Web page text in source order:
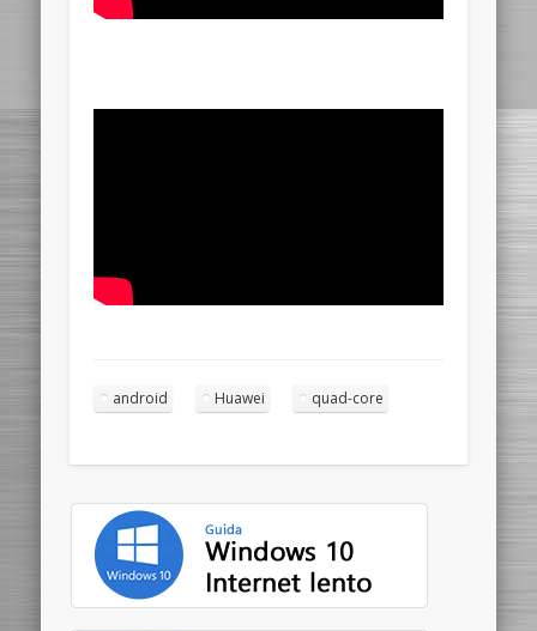
android Huawei quad-core